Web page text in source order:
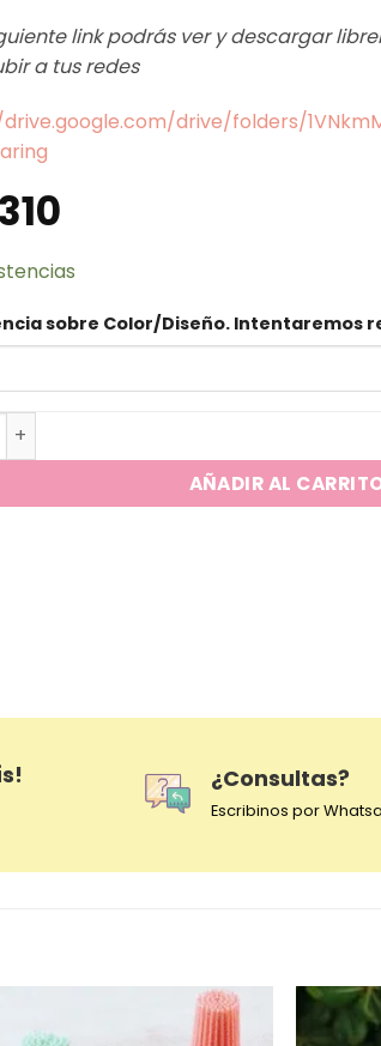
link podrás ver y descargar
a tus redes
drive/folders/
sobre Color/Diseño. Intentaremos
Bob Esponja cantidad
AÑADIR AL
¿Consultas?
Escribinos por